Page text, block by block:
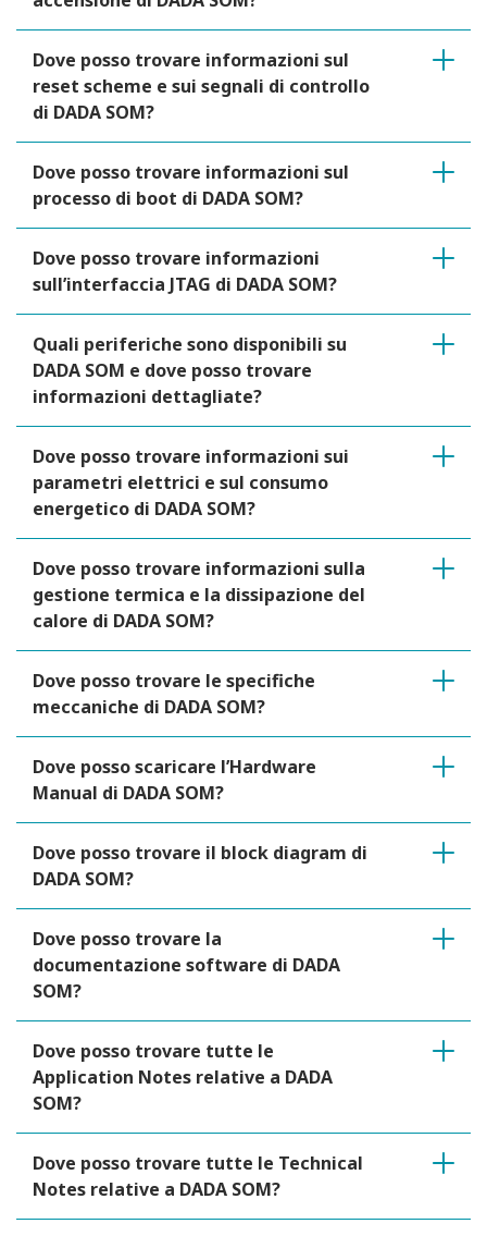
Dove posso trovare informazioni sul
reset scheme e sui segnali di controllo
di DADA SOM?
Dove posso trovare informazioni sul
processo di boot di DADA SOM?
Dove posso trovare informazioni
sull’interfaccia JTAG di DADA SOM?
Quali periferiche sono disponibili su
DADA SOM e dove posso trovare
informazioni dettagliate?
Dove posso trovare informazioni sui
parametri elettrici e sul consumo
energetico di DADA SOM?
Dove posso trovare informazioni sulla
gestione termica e la dissipazione del
calore di DADA SOM?
Dove posso trovare le specifiche
meccaniche di DADA SOM?
Dove posso scaricare l’Hardware
Manual di DADA SOM?
Dove posso trovare il block diagram di
DADA SOM?
Dove posso trovare la
documentazione software di DADA
SOM?
Dove posso trovare tutte le
Application Notes relative a DADA
SOM?
Dove posso trovare tutte le Technical
Notes relative a DADA SOM?